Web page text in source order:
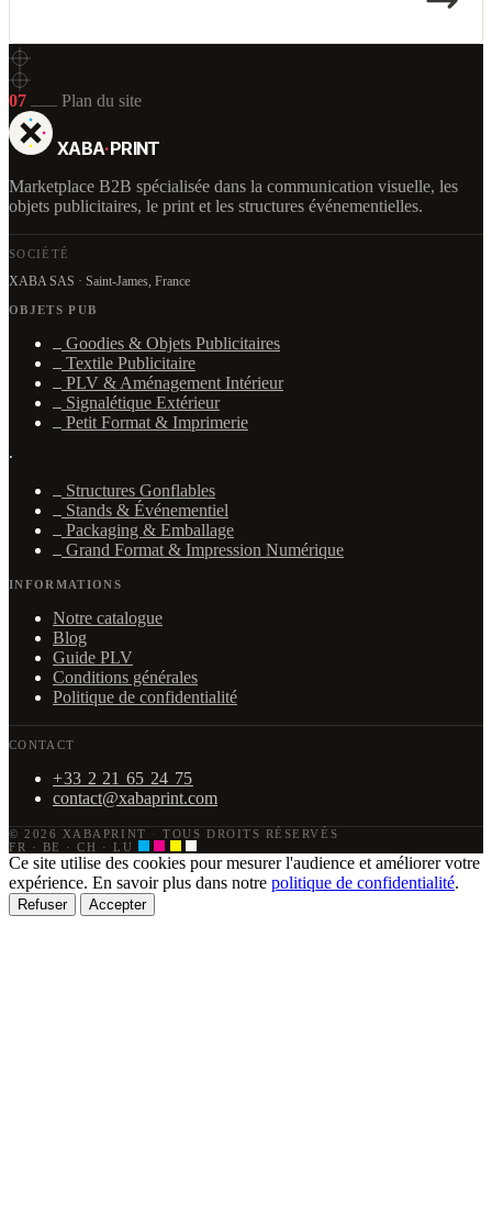
07 Plan du site
XABA·PRINT
Marketplace B2B spécialisée dans la communication visuelle, les
objets publicitaires, le print et les structures événementielles.
SOCIÉTÉ
XABA SAS · Saint-James, France
OBJETS PUB
Goodies & Objets Publicitaires
Textile Publicitaire
PLV & Aménagement Intérieur
Signalétique Extérieur
Petit Format & Imprimerie
·
Structures Gonflables
Stands & Événementiel
Packaging & Emballage
Grand Format & Impression Numérique
INFORMATIONS
Notre catalogue
Blog
Guide PLV
Conditions générales
Politique de confidentialité
CONTACT
+33 2 21 65 24 75
contact@xabaprint.com
© 2026 XABAPRINT ·
TOUS DROITS RÉSERVÉS
FR · BE · CH · LU
Ce site utilise des cookies pour mesurer l'audience et améliorer votre
expérience. En savoir plus dans notre politique de confidentialité.
Refuser Accepter